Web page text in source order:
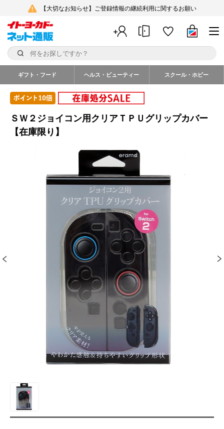
【大切なお知らせ】ご登録情報の継続利用に関するお願い
ギフト・フード ヘルス・ビューティー スクール・ホビー
ＳＷ２ジョイコン用クリアＴＰＵグリップカバー
【在庫限り】